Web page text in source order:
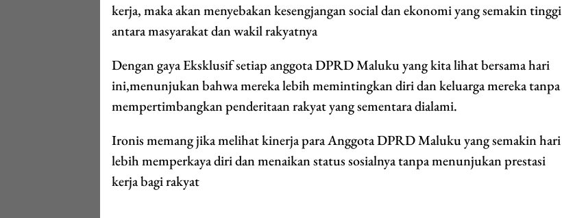
kerja, maka akan menyebakan kesengjangan social dan ekonomi yang semakin tinggi
antara masyarakat dan wakil rakyatnya
Dengan gaya Eksklusif setiap anggota DPRD Maluku yang kita lihat bersama hari
ini,menunjukan bahwa mereka lebih memintingkan diri dan keluarga mereka tanpa
mempertimbangkan penderitaan rakyat yang sementara dialami.
Ironis memang jika melihat kinerja para Anggota DPRD Maluku yang semakin hari
lebih memperkaya diri dan menaikan status sosialnya tanpa menunjukan prestasi
kerja bagi rakyat